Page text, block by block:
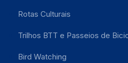
Rotas Culturais
Trilhos BTT e Passeios de
Bird Watching